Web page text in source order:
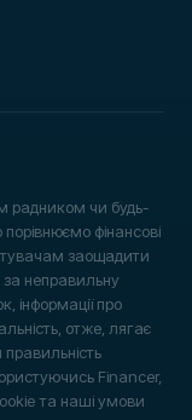
радником чи будь-
фінансові
заощадити
за неправильну
інформації про
отже, лягає
Financer,
та наші умови